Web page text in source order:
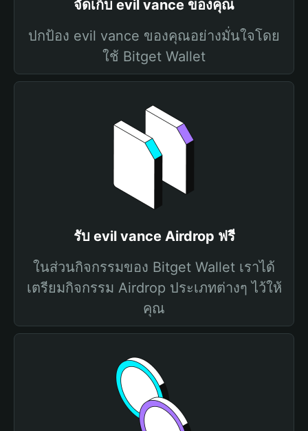
จัดเก็บ evil vance ของคุณ
ปกป้อง evil vance ของคุณอย่างมั่นใจโดย
ใช้ Bitget Wallet
รับ evil vance Airdrop ฟรี
ในส่วนกิจกรรมของ Bitget Wallet เราได้
เตรียมกิจกรรม Airdrop ประเภทต่างๆ ไว้ให้
คุณ